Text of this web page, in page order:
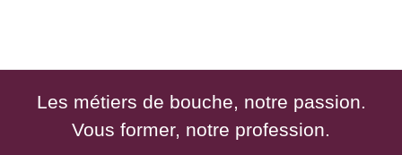
Les métiers de bouche, notre passion.
Vous former, notre profession.